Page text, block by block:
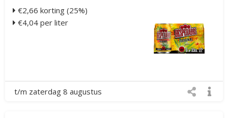
€2,66 korting (25%)
€4,04 per liter
t/m zaterdag 8 augustus